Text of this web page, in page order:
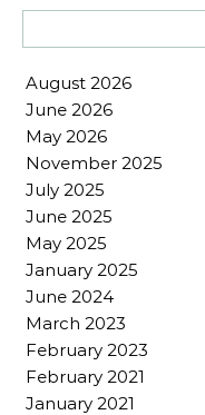
August 2026
June 2026
May 2026
November 2025
July 2025
June 2025
May 2025
January 2025
June 2024
March 2023
February 2023
February 2021
January 2021